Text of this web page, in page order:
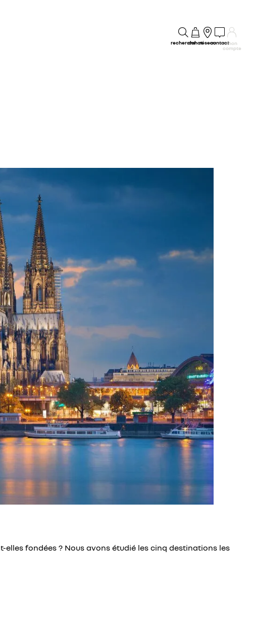
rechercheachatréseaucontactmon
compte
elles fondées ? Nous avons étudié les cinq destinations les